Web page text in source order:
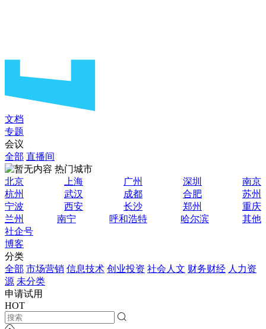
文档
专题
会议
全部 直播间
热门城市
北京
上海 广州 深圳
南京
杭州
武汉 成都 合肥
苏州
宁波
西安 长沙 郑州
重庆
兰州
南宁 呼和浩特 哈尔滨
其他
社企号
博客
分类
全部 市场营销 信息技术 创业投资 社会人文 财务财经 人力资
源 未分类
申请试用
HOT